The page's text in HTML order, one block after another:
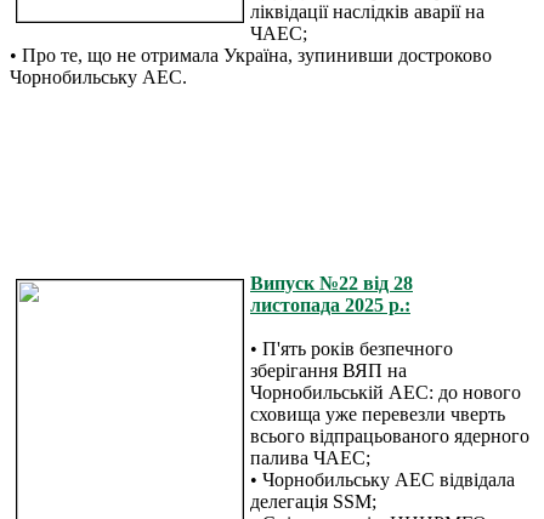
ліквідації наслідків аварії на
ЧАЕС;
• Про те, що не отримала Україна, зупинивши достроково
Чорнобильську АЕС.
Випуск №22 від 28
листопада 2025 р.:
• П'ять років безпечного
зберігання ВЯП на
Чорнобильській АЕС: до нового
сховища уже перевезли чверть
всього відпрацьованого ядерного
палива ЧАЕС;
• Чорнобильську АЕС відвідала
делегація SSM;